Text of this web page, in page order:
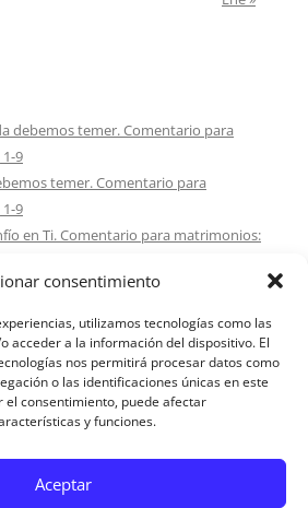
consentimiento
utilizamos tecnologías como las
acceder a la información del dispositivo. El
nos permitirá procesar datos como
o las identificaciones únicas en este
consentimiento, puede afectar
y funciones.
Aceptar
debemos temer. Comentario para
9
temer. Comentario para
9
en Ti. Comentario para matrimonios:
o hacer? Comentario para Matrimonios:
en¿Ser o hacer? Comentario para
2. 10-14